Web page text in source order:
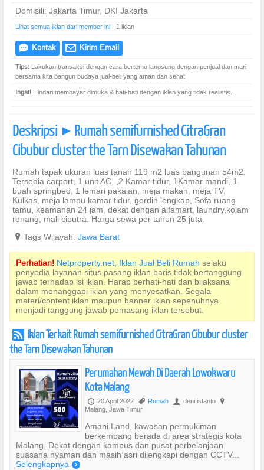
Domisili: Jakarta Timur, DKI Jakarta
Lihat semua iklan dari member ini - 1 iklan
e Kontak @ Kirim Email
Tips: Lakukan transaksi dengan cara bertemu langsung dengan penjual dan mari
bersama kita bangun budaya jual-beli yang aman dan sehat
Ingat! Hindari membayar dimuka & hati-hati dengan iklan yang tidak realistis.
Deskripsi ] Rumah semifurnished CitraGran
Cibubur cluster the Tarn Disewakan Tahunan
Rumah tapak ukuran luas tanah 119 m2 luas bangunan 54m2.
Tersedia carport, 1 unit AC, ,2 Kamar tidur, 1Kamar mandi, 1
buah springbed, 1 lemari pakaian, meja makan, meja TV,
Kulkas, meja lampu kamar tidur, gordin lengkap, Sofa ruang
tamu, keamanan 24 jam, dekat dengan alfamart, laundry,kolam
renang, mall ciputra. Harga sewa per tahun 25 juta.
? Tags Wilayah: Jawa Barat
Perhatian! Netproperty.net, Iklan Jual Beli Rumah selaku
penyedia layanan situs pasang iklan baris tidak bertanggung
jawab terhadap isi iklan. Harap berhati-hati dan bijaksana
dalam menanggapi iklan yang menyesatkan. Segala
materi/content iklan maupun banner iklan sepenuhnya
menjadi tanggung jawab pemasang iklan tersebut.
r Iklan Terkait Rumah semifurnished CitraGran Cibubur cluster
the Tarn Disewakan Tahunan
Perumahan Mewah Di Daerah Lowokwaru
Kota Malang
P 20 April 2022 , Rumah U deni istanto ?
Malang, Jawa Timur
Amani Land, kawasan permukiman
berkembang berada di area strategis kota
Malang. Dekat dengan kampus dan pusat perbelanjaan.
suasana nyaman dan masih asri dilengkapi dengan CCTV...
Selengkapnya )